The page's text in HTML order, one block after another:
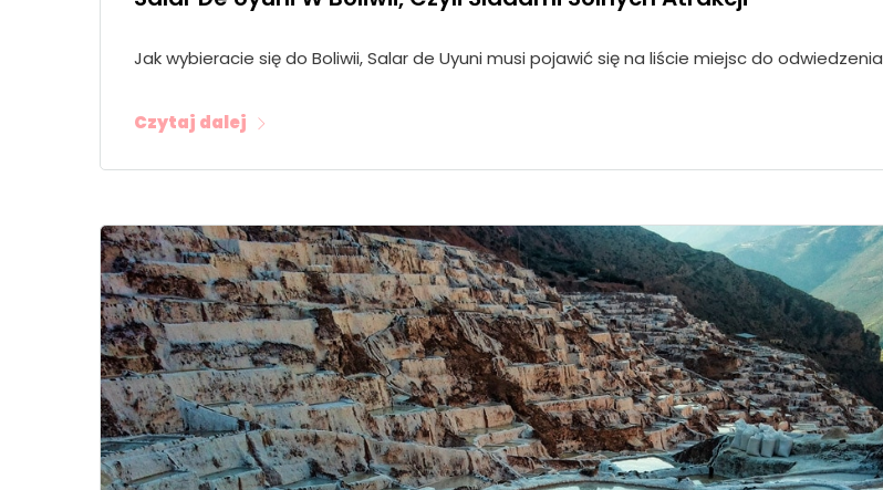
Jak wybieracie się do Boliwii, Salar de Uyuni musi pojawić się na liście miejsc do odwiedzenia
Czytaj dalej